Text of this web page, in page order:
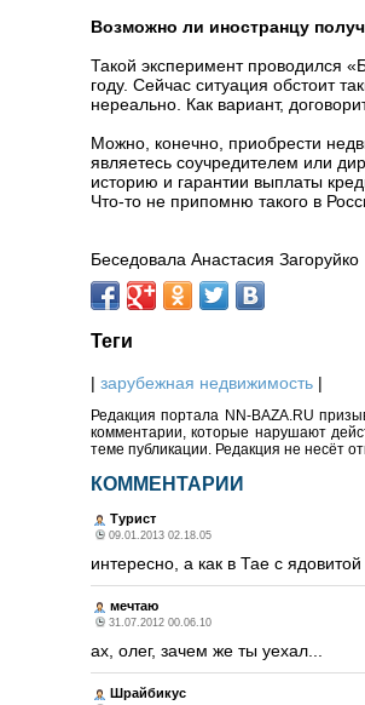
Возможно ли иностранцу
Такой эксперимент проводился
году. Сейчас ситуация обстоит
нереально. Как вариант,
Можно, конечно, приобрести
являетесь соучредителем или
историю и гарантии выплаты
Что-то не припомню такого в
Беседовала Анастасия Загоруйко
Теги
| зарубежная недвижимость |
Редакция портала NN-BAZA.RU
комментарии, которые нарушают
теме публикации. Редакция не несёт
КОММЕНТАРИИ
Турист
09.01.2013 02.18.05
интересно, а как в Тае с
мечтаю
31.07.2012 00.06.10
ах, олег, зачем же ты уехал...
Шрайбикус